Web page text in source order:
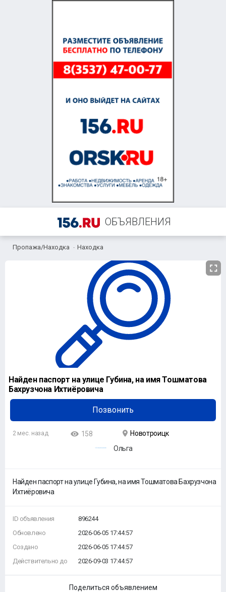
ОБЪЯВЛЕНИЯ
+7 (905) 885-48-06
Пропажа/Находка Находка
Найден паспорт на улице Губина, на имя Тошматова
Бахрузчона Ихтиëровича
Позвонить
2 мес. назад 158
Новотроицк
Ольга
Найден паспорт на улице Губина, на имя Тошматова Бахрузчона
Ихтиëровича
ID объявления
Обновлено
Создано
Действительно до
896244
2026-06-05 17:44:57
2026-06-05 17:44:57
2026-09-03 17:44:57
Поделиться объявлением